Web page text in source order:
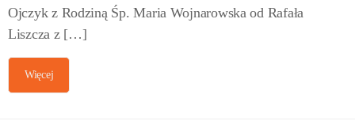
Ojczyk z Rodziną Śp. Maria Wojnarowska od Rafała
Liszcza z […]
Więcej